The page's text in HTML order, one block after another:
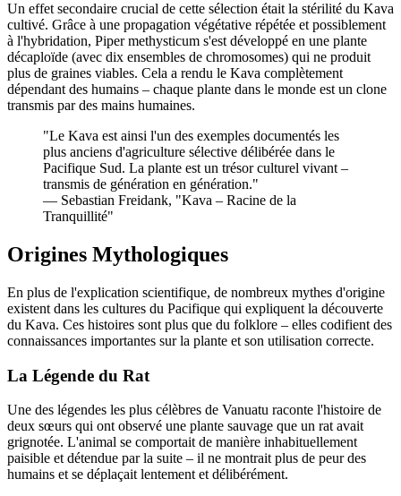
Un effet secondaire crucial de cette sélection était la stérilité du Kava
cultivé. Grâce à une propagation végétative répétée et possiblement
à l'hybridation, Piper methysticum s'est développé en une plante
décaploïde (avec dix ensembles de chromosomes) qui ne produit
plus de graines viables. Cela a rendu le Kava complètement
dépendant des humains – chaque plante dans le monde est un clone
transmis par des mains humaines.
"Le Kava est ainsi l'un des exemples documentés les
plus anciens d'agriculture sélective délibérée dans le
Pacifique Sud. La plante est un trésor culturel vivant –
transmis de génération en génération."
— Sebastian Freidank, "Kava – Racine de la
Tranquillité"
Origines Mythologiques
En plus de l'explication scientifique, de nombreux mythes d'origine
existent dans les cultures du Pacifique qui expliquent la découverte
du Kava. Ces histoires sont plus que du folklore – elles codifient des
connaissances importantes sur la plante et son utilisation correcte.
La Légende du Rat
Une des légendes les plus célèbres de Vanuatu raconte l'histoire de
deux sœurs qui ont observé une plante sauvage que un rat avait
grignotée. L'animal se comportait de manière inhabituellement
paisible et détendue par la suite – il ne montrait plus de peur des
humains et se déplaçait lentement et délibérément.